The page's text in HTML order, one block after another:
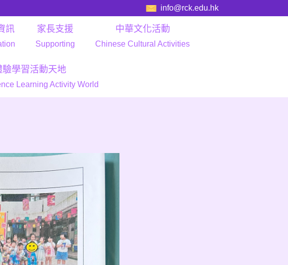
info@rck.edu.hk
訊 家長支援
Supporting
中華文化活動
Chinese Cultural Activities
驗學習活動天地
Learning Activity World